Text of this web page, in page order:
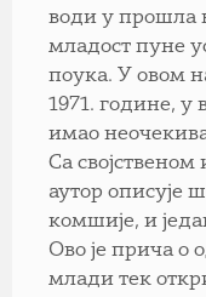
води у прошла
младост пуне
поука. У овом
1971. године, у
имао
Са
аутор описује
комшије, и
Ово је прича о
млади тек